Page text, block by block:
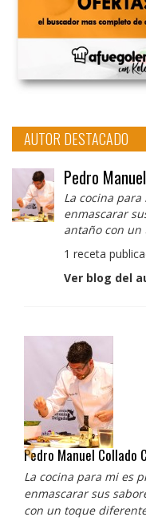
AUTOR DESTACADO
Pedro
La cocina
enmascarar
antaño con
1 receta
Ver blog del
Pedro Manuel Collado
La cocina para mi es
enmascarar sus
con un toque